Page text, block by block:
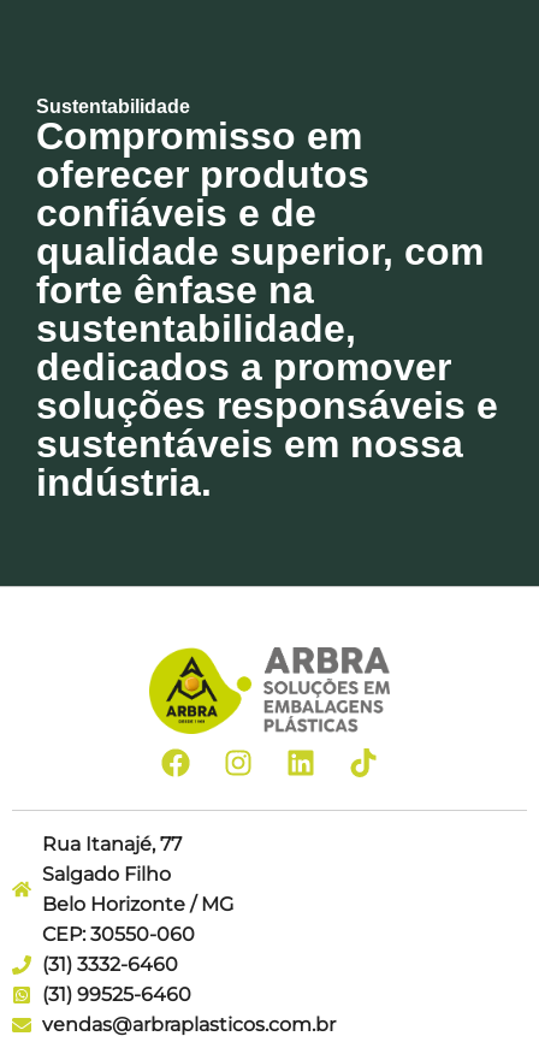
Sustentabilidade
Compromisso em
oferecer produtos
confiáveis e de
qualidade superior, com
forte ênfase na
sustentabilidade,
dedicados a promover
soluções responsáveis e
sustentáveis em nossa
indústria.
Rua Itanajé, 77
Salgado Filho
Belo Horizonte / MG
CEP: 30550-060
(31) 3332-6460
(31) 99525-6460
vendas@arbraplasticos.com.br